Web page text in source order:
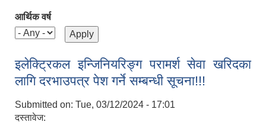
आर्थिक वर्ष
इलेक्ट्रिकल इन्जिनियरिङ्ग परामर्श सेवा खरिदका
लागि दरभाउपत्र पेश गर्ने सम्बन्धी सूचना!!!
Submitted on: Tue, 03/12/2024 - 17:01
दस्तावेज: